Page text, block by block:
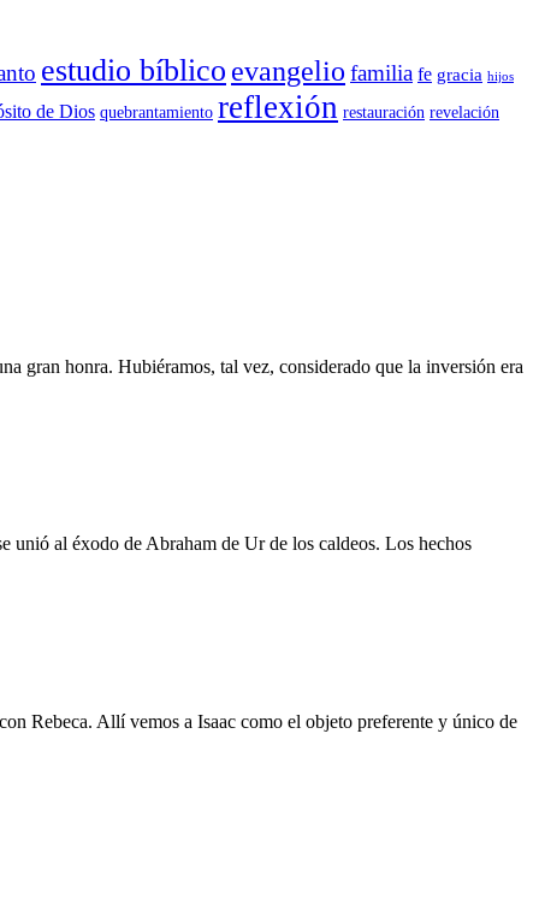
estudio bíblico evangelio familia fe gracia hijos
de Dios quebrantamiento reflexión restauración revelación
gran honra. Hubiéramos, tal vez, considerado que la inversión era
al éxodo de Abraham de Ur de los caldeos. Los hechos
Rebeca. Allí vemos a Isaac como el objeto preferente y único de